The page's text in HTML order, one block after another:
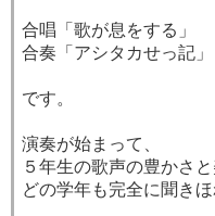
合唱「歌が息をする」
合奏「アシタカせっ記」
です。
演奏が始まって、
５年生の歌声の豊かさ
どの学年も完全に聞き